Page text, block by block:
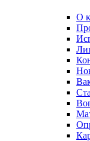
О